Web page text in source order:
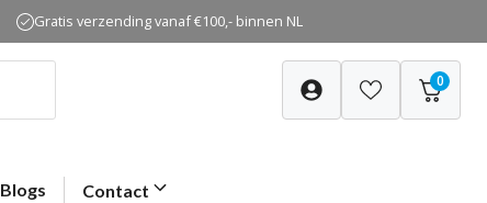
Gratis verzending vanaf €100,- binnen NL
0
Blogs Contact